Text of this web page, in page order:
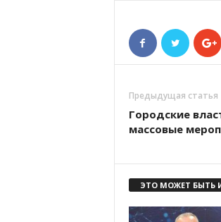
Предыдущая статья
Городские
массовые
ЭТО МОЖЕТ БЫТЬ